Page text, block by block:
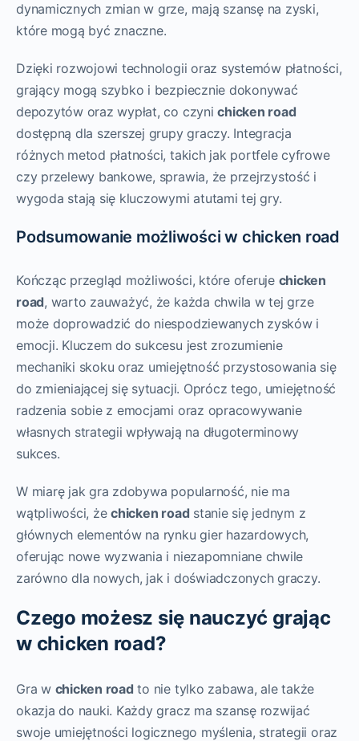
dynamicznych zmian w grze, mają szansę na zyski,
które mogą być znaczne.
Dzięki rozwojowi technologii oraz systemów płatności,
grający mogą szybko i bezpiecznie dokonywać
depozytów oraz wypłat, co czynichicken road
dostępną dla szerszej grupy graczy. Integracja
różnych metod płatności, takich jak portfele cyfrowe
czy przelewy bankowe, sprawia, że przejrzystość i
wygoda stają się kluczowymi atutami tej gry.
Podsumowanie możliwości w chicken road
Kończąc przegląd możliwości, które oferuje chicken
road, warto zauważyć, że każda chwila w tej grze
może doprowadzić do niespodziewanych zysków i
emocji. Kluczem do sukcesu jest zrozumienie
mechaniki skoku oraz umiejętność przystosowania się
do zmieniającej się sytuacji. Oprócz tego, umiejętność
radzenia sobie z emocjami oraz opracowywanie
własnych strategii wpływają na długoterminowy
sukces.
W miarę jak gra zdobywa popularność, nie ma
wątpliwości, żechicken road stanie się jednym z
głównych elementów na rynku gier hazardowych,
oferując nowe wyzwania i niezapomniane chwile
zarówno dla nowych, jak i doświadczonych graczy.
Czego możesz się nauczyć grając
w chicken road?
Gra w chicken road to nie tylko zabawa, ale także
okazja do nauki. Każdy gracz ma szansę rozwijać
swoje umiejętności logicznego myślenia, strategii oraz